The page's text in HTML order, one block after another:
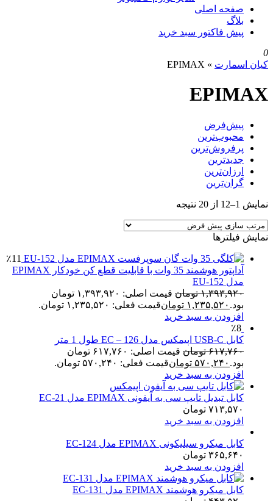
صفحه اصلی
بلاگ
پیش فاکتور سبد خرید
0
کیان اسمارت »
EPIMAX
EPIMAX
پیش‌فرض
محبوب‌ترین
پرفروش‌ترین
جدیدترین
ارزان‌ترین
گران‌ترین
نمایش 1–12 از 20 نتیجه
نمایش فیلترها
٪11
آداپتور هوشمند 35 وات با قابلیت قطع کن خودکار EPIMAX
مدل EU-152
۱,۳۹۳,۹۲۰ تومان
قیمت اصلی: ۱,۳۹۳,۹۲۰ تومان
بود. ۱,۲۳۵,۵۲۰ تومانقیمت فعلی: ۱,۲۳۵,۵۲۰ تومان.
افزودن به سبد خرید
٪8
کابل USB-C اپیمکس مدل EC – 126 طول 1 متر
۶۱۷,۷۶۰ تومان
قیمت اصلی: ۶۱۷,۷۶۰ تومان
بود. ۵۷۰,۲۴۰ تومانقیمت فعلی: ۵۷۰,۲۴۰ تومان.
افزودن به سبد خرید
کابل تبدیل تایپ سی به آیفونی EPIMAX مدل EC-21
۷۱۳,۵۷۰ تومان
افزودن به سبد خرید
کابل میکرو سیلیکونی EPIMAX مدل EC-124
۳۶۵,۶۴۰ تومان
افزودن به سبد خرید
کابل میکرو هوشمند EPIMAX مدل EC-131